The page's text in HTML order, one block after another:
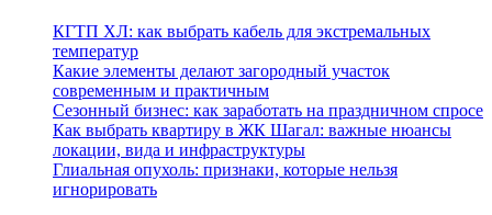
КГТП ХЛ: как выбрать кабель для экстремальных
температур
Какие элементы делают загородный участок
современным и практичным
Сезонный бизнес: как заработать на праздничном спросе
Как выбрать квартиру в ЖК Шагал: важные нюансы
локации, вида и инфраструктуры
Глиальная опухоль: признаки, которые нельзя
игнорировать